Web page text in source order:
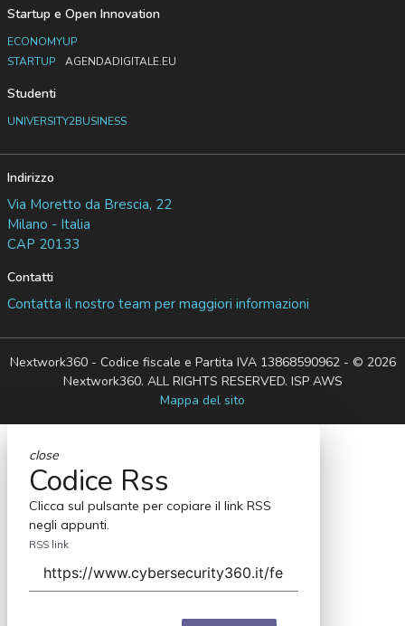
Startup e Open Innovation
ECONOMYUP
STARTUP
AGENDADIGITALE.EU
Studenti
UNIVERSITY2BUSINESS
Indirizzo
Via Moretto da Brescia, 22
Milano - Italia
CAP 20133
Contatti
Contatta il nostro team per maggiori informazioni
Nextwork360 - Codice fiscale e Partita IVA 13868590962 - © 2026
Nextwork360. ALL RIGHTS RESERVED. ISP AWS
Mappa del sito
close
Codice Rss
Clicca sul pulsante per copiare il link RSS
negli appunti.
RSS link